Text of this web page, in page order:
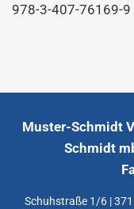
978-3-407-76169-9
Muster-Schmidt
Schmidt
Schuhstraße 1/6 |